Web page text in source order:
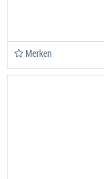
Merken